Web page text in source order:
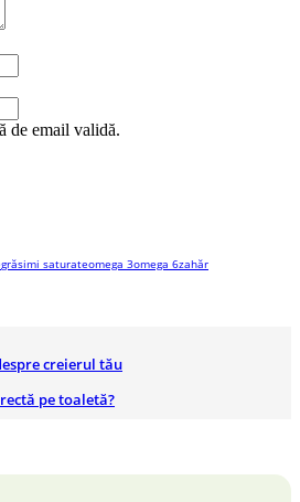
de email validă.
grăsimi saturateomega 3omega 6zahăr
creierul tău
pe toaletă?